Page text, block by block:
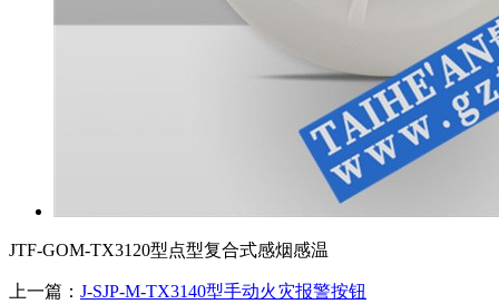
JTF-GOM-TX3120型点型复合式感烟感温
上一篇： J-SJP-M-TX3140型手动火灾报警按钮